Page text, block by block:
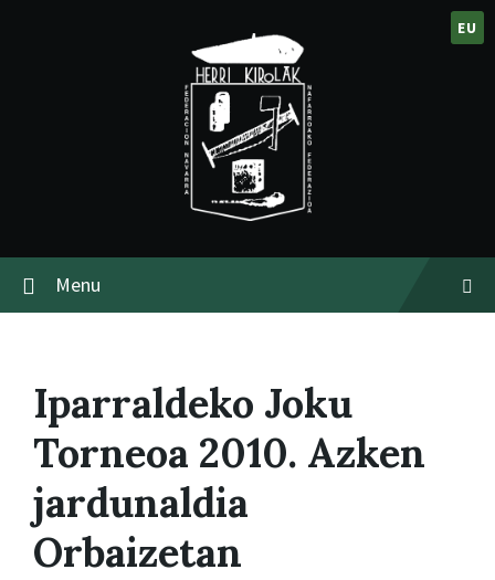
EU
Menu
Iparraldeko Joku
Torneoa 2010. Azken
jardunaldia
Orbaizetan